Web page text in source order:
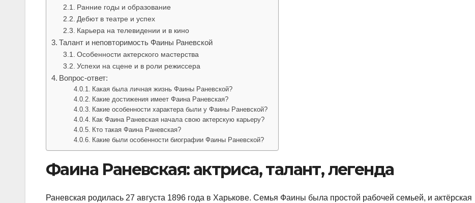
Ранние годы и образование
Дебют в театре и успех
Карьера на телевидении и в кино
Талант и неповторимость Фаины Раневской
Особенности актерского мастерства
Успехи на сцене и в роли режиссера
Вопрос-ответ:
Какая была личная жизнь Фаины Раневской?
Какие достижения имеет Фаина Раневская?
Какие особенности характера были у Фаины Раневской?
Как Фаина Раневская начала свою актерскую карьеру?
Кто такая Фаина Раневская?
Какие были особенности биографии Фаины Раневской?
Фаина Раневская: актриса, талант, легенда
Раневская родилась 27 августа 1896 года в Харькове. Семья Фаины была простой рабочей семьей, и актёрская